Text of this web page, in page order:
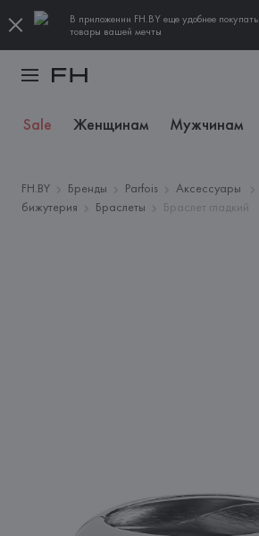
В приложении FH.BY еще удобнее покупать
товары вашей мечты
Sale Женщинам Мужчинам
FH.BY Бренды Parfois Аксессуары
бижутерия
Браслеты Браслет гладкий